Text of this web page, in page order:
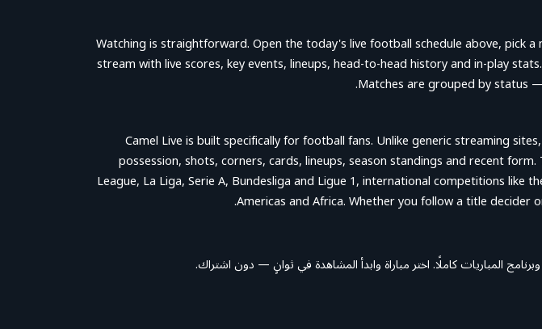
Watching is straightforward. Open the today's live football schedule above,
stream with live scores, key events, lineups, head-to-head history and in-play
Matches are grouped by status
Camel Live is built specifically for football fans. Unlike generic streaming
possession, shots, corners, cards, lineups, season standings and recent
League, La Liga, Serie A, Bundesliga and Ligue 1, international competitions like
Americas and Africa. Whether you follow a title